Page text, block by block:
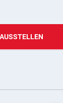
AUSSTELLEN